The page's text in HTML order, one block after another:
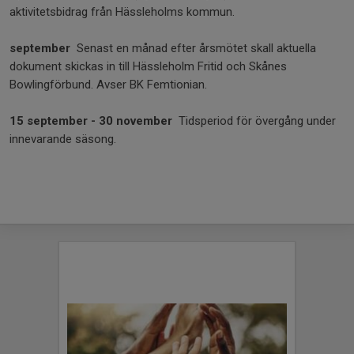
aktivitetsbidrag från Hässleholms kommun.
september Senast en månad efter årsmötet skall aktuella
dokument skickas in till Hässleholm Fritid och Skånes
Bowlingförbund. Avser BK Femtionian.
15 september - 30 november Tidsperiod för övergång under
innevarande säsong.